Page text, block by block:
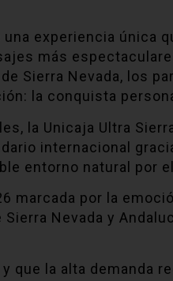
experiencia única
más
Sierra Nevada, los
la conquista
la Unicaja Ultra
internacional
entorno natural por
marcada por la
Nevada y
que la alta demanda